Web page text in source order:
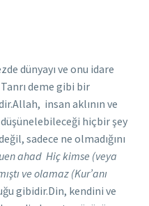
dünyayı ve onu idare
deme gibi bir
insan aklının ve
hiçbir şey
sadece ne olmadığını
ahad Hiç kimse (veya
ve olamaz (Kur’anı
gibidir.Din, kendini ve